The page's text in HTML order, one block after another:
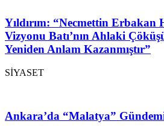
Yıldırım: “Necmettin Erbakan
Vizyonu Batı’nın Ahlaki
Yeniden Anlam Kazanmıştır”
SİYASET
Ankara’da “Malatya”